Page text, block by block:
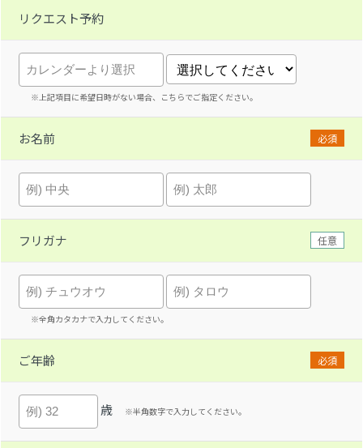
リクエスト予約
※上記項目に希望日時がない場合、こちらでご指定ください。
お名前 必須
フリガナ 任意
※全角カタカナで入力してください。
ご年齢 必須
歳 ※半角数字で入力してください。